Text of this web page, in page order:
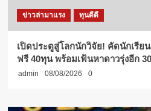
ข่าวล่ามาแรง ทุนดีดี
เปิดประตูสู่โลกนักวิจัย! คัดนักเรีย
ฟรี 40ทุน พร้อมเฟ้นหาดาวรุ่งอีก
admin 08/08/2026 0